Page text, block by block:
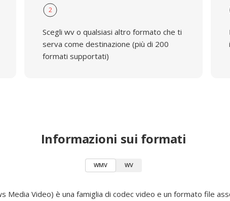
2
Scegli wv o qualsiasi altro formato che ti
serva come destinazione (più di 200
formati supportati)
Informazioni sui formati
WMV WV
Media Video) è una famiglia di codec video e un formato file